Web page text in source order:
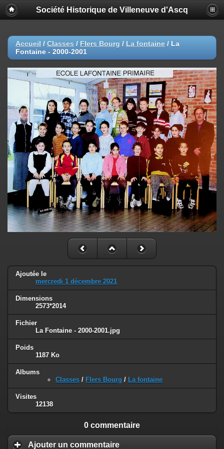
Société Historique de Villeneuve d'Ascq
Accueil / Classes / Flers Bourg / La fontaine / La
Fontaine - 2000-2001
Ajoutée le
mercredi 1 décembre 2021
Dimensions
2573*2014
Fichier
La Fontaine - 2000-2001.jpg
Poids
1187 Ko
Albums
Classes / Flers Bourg / La fontaine
Visites
12138
0 commentaire
Ajouter un commentaire